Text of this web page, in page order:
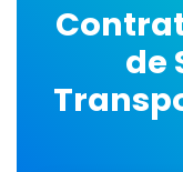
de